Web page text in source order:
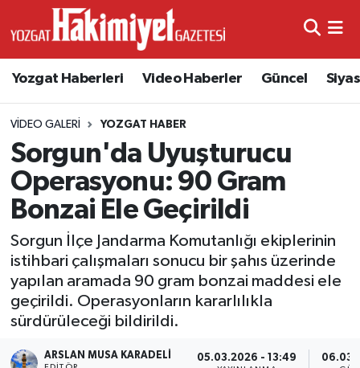
Yozgat Haberleri Video Haberler Güncel
VIDEO GALERI YOZGAT HABER
Sorgun'da Uyuşturucu
Operasyonu: 90 Gram
Bonzai Ele Geçirildi
Sorgun İlçe Jandarma Komutanlığı ekiplerinin
istihbari çalışmaları sonucu bir şahıs üzerinde
yapılan aramada 90 gram bonzai maddesi ele
geçirildi. Operasyonların kararlılıkla
sürdürüleceği bildirildi.
ARSLAN MUSA KARADELI 05.03.2026 - 13:49